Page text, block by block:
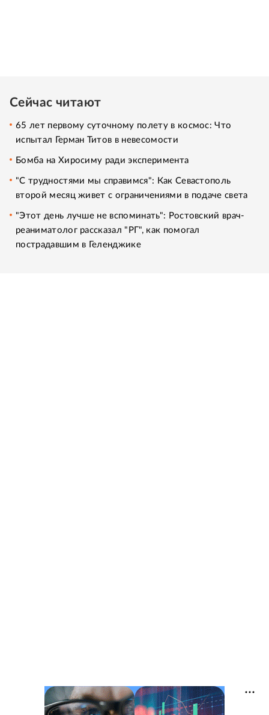
Сейчас читают
65 лет первому суточному полету в космос: Что
испытал Герман Титов в невесомости
Бомба на Хиросиму ради эксперимента
"С трудностями мы справимся": Как Севастополь
второй месяц живет с ограничениями в подаче света
"Этот день лучше не вспоминать": Ростовский врач-
реаниматолог рассказал "РГ", как помогал
пострадавшим в Геленджике